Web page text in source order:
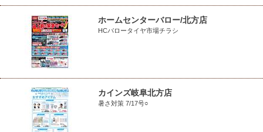
ホームセンターバロー/北方店
HCバロータイヤ市場チラシ
カインズ岐阜北方店
暑さ対策 7/17号○